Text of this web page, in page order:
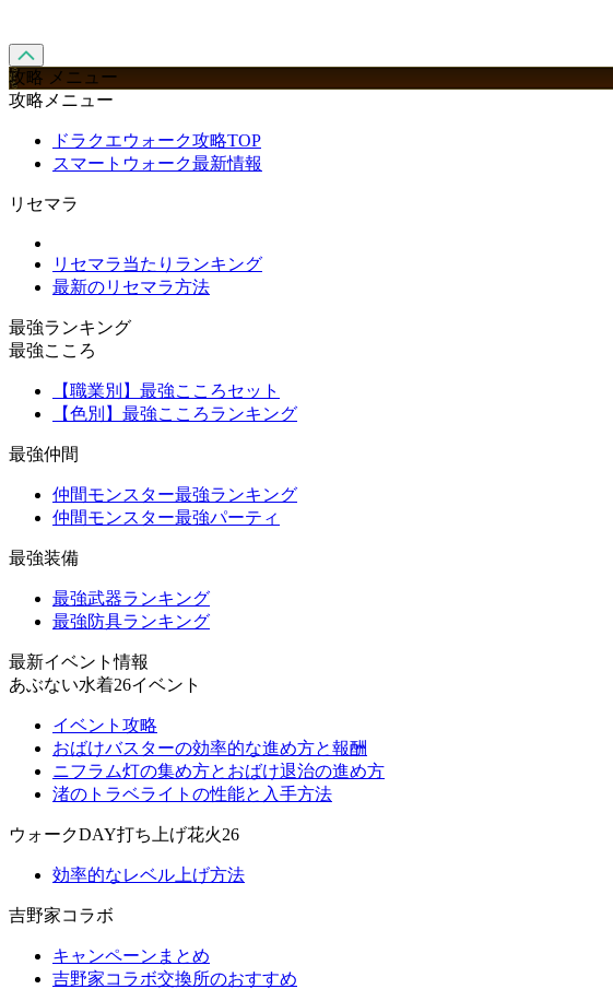
攻略 メニュー
攻略メニュー
ドラクエウォーク攻略TOP
スマートウォーク最新情報
リセマラ
リセマラ当たりランキング
最新のリセマラ方法
最強ランキング
最強こころ
【職業別】最強こころセット
【色別】最強こころランキング
最強仲間
仲間モンスター最強ランキング
仲間モンスター最強パーティ
最強装備
最強武器ランキング
最強防具ランキング
最新イベント情報
あぶない水着26イベント
イベント攻略
おばけバスターの効率的な進め方と報酬
ニフラム灯の集め方とおばけ退治の進め方
渚のトラベライトの性能と入手方法
ウォークDAY打ち上げ花火26
効率的なレベル上げ方法
吉野家コラボ
キャンペーンまとめ
吉野家コラボ交換所のおすすめ